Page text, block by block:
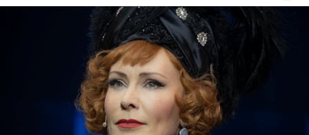
250-300 г фасоли;
1 свекла среднего размера;
Фасоль перебрать, вымыть, замочить на 10-12 часов,
сварить до готовности в той воде, в которой она
вымачивалась, доведя ее до 2 литров свободного
от фасоли объема. Слить фасолевый отвар и
варить в нем борщ. В кипящий отвар добавить
семя укропа, нашинкованную свеклу, морковь,
коренья, соль и варить до слабой остаточной
свекольной окраски овощного отвара. Затем
добавить нашинкованную соломкой капусту и,